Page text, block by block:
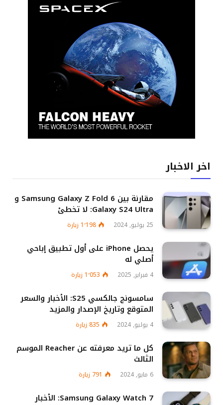
اخر الاخبار
مقارنة بين Samsung Galaxy Z Fold 6 و
Galaxy S24 Ultra: لا تخطئ
25 يوليو, 2024 1٬198 زيارة
يحصل iPhone على أول تطبيق إباحي
أصلي له
4 فبراير, 2025 1٬053 زيارة
سامسونج جالكسي S25: الأخبار والسعر
المتوقع وتاريخ الإصدار والمزيد
4 يوليو, 2024 835 زيارة
كل ما تريد معرفته عن Reacher الموسم
الثالث
6 مايو, 2024 791 زيارة
Samsung Galaxy Watch 7: الأخبار